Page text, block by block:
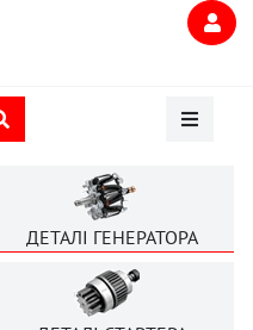
ДЕТАЛІ ГЕНЕРАТОРА